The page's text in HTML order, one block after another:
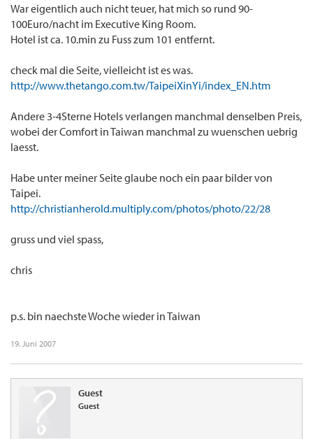
War eigentlich auch nicht teuer, hat mich so rund 90-
100Euro/nacht im Executive King Room.
Hotel ist ca. 10.min zu Fuss zum 101 entfernt.
check mal die Seite, vielleicht ist es was.
http://www.thetango.com.tw/TaipeiXinYi/index_EN.htm
Andere 3-4Sterne Hotels verlangen manchmal denselben Preis,
wobei der Comfort in Taiwan manchmal zu wuenschen uebrig
laesst.
Habe unter meiner Seite glaube noch ein paar bilder von
Taipei.
http://christianherold.multiply.com/photos/photo/22/28
gruss und viel spass,
chris
p.s. bin naechste Woche wieder in Taiwan
19. Juni 2007
Guest
Guest